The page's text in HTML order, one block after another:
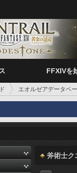
FFXIVを
エオルゼアデータベ
斧術士ク